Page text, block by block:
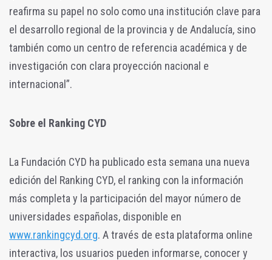
reafirma su papel no solo como una institución clave para
el desarrollo regional de la provincia y de Andalucía, sino
también como un centro de referencia académica y de
investigación con clara proyección nacional e
internacional”.
Sobre el Ranking CYD
La Fundación CYD ha publicado esta semana una nueva
edición del Ranking CYD, el ranking con la información
más completa y la participación del mayor número de
universidades españolas, disponible en
www.rankingcyd.org. A través de esta plataforma online
interactiva, los usuarios pueden informarse, conocer y